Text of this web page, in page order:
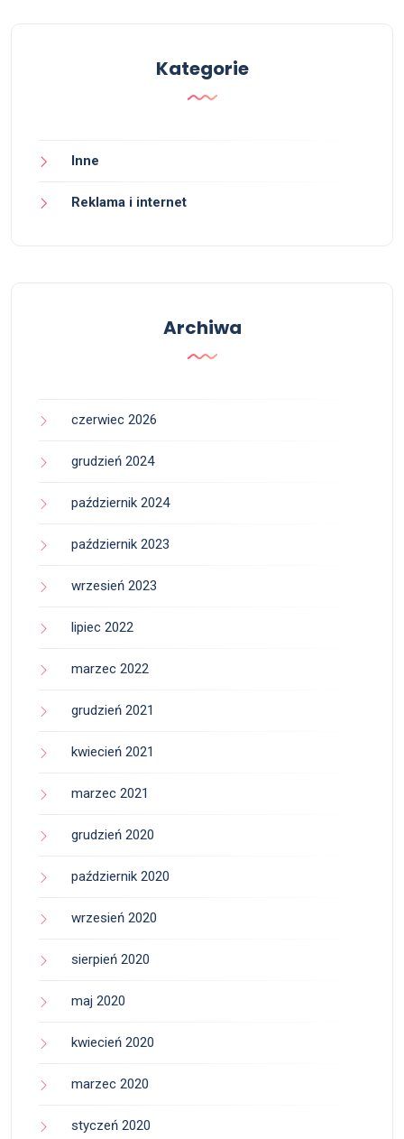
Kategorie
Inne
Reklama i internet
Archiwa
czerwiec 2026
grudzień 2024
październik 2024
październik 2023
wrzesień 2023
lipiec 2022
marzec 2022
grudzień 2021
kwiecień 2021
marzec 2021
grudzień 2020
październik 2020
wrzesień 2020
sierpień 2020
maj 2020
kwiecień 2020
marzec 2020
styczeń 2020